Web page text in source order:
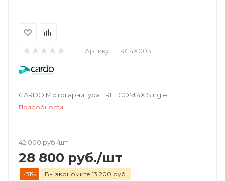
Артикул: FRC4X003
CARDO Мотогарнитура FREECOM 4X Single
Подробности
42 000руб./шт
28 800 руб./шт
-31% Вы экономите 13 200 руб.